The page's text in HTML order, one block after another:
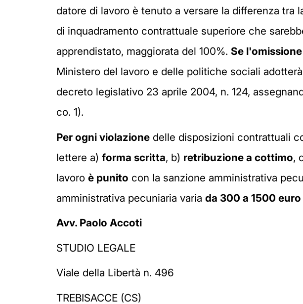
datore di lavoro è tenuto a versare la differenza
di inquadramento contrattuale superiore che
apprendistato, maggiorata del 100%. Se
Ministero del lavoro e delle politiche sociali
decreto legislativo 23 aprile 2004, n. 124,
co. 1).
Per ogni violazione delle disposizioni contrattuali
lettere a) forma scritta, b) retribuzione a cottimo,
lavoro è punito con la sanzione amministrativa
amministrativa pecuniaria varia da 300 a 1500 euro
Avv. Paolo Accoti
STUDIO LEGALE
Viale della Libertà n. 496
TREBISACCE (CS)